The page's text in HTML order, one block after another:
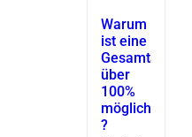
Warum
ist eine
über
100%
möglich
?